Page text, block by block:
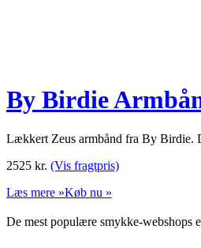
By Birdie
Lækkert Zeus armbånd fra By Birdie.
2525 kr. (Vis fragtpris)
Læs mere »Køb nu »
De mest populære smykke-webshops